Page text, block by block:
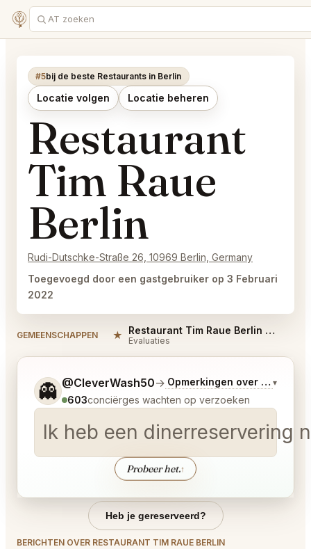
#5bij de beste Restaurants in Berlin
Locatie volgen Locatie beheren
Restaurant
Tim Raue
Berlin
Rudi-Dutschke-Straße 26, 10969 Berlin, Germany
Toegevoegd door een gastgebruiker op 3 Februari
2022
GEMEENSCHAPPEN ★ Restaurant Tim Raue Berlin Reviews
Evaluaties
👻 @CleverWash50→ Opmerkingen over Laatste
▾
603conciërges wachten op verzoeken
Ik heb een dinerreservering
Probeer het.↑
Vertel me wat je wilt.
Heb je gereserveerd?
BERICHTEN OVER RESTAURANT TIM RAUE BERLIN